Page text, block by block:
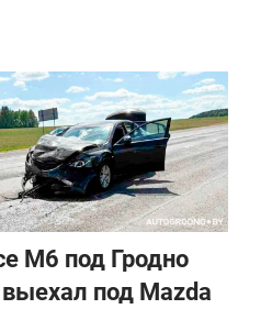
М6 под Гродно
под Mazda